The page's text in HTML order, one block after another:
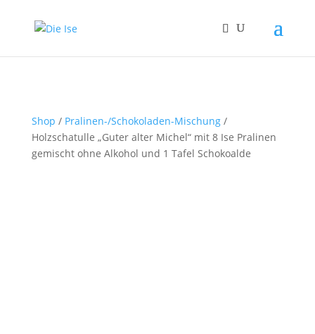
Shop / Pralinen-/Schokoladen-Mischung/
Holzschatulle „Guter alter Michel“ mit 8 Ise Pralinen
gemischt ohne Alkohol und 1 Tafel Schokoalde